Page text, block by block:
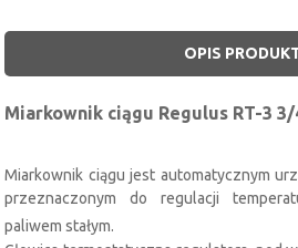
OPIS
Miarkownik ciągu Regulus RT-3
Miarkownik ciągu jest automatycznym
przeznaczonym do regulacji
paliwem stałym.